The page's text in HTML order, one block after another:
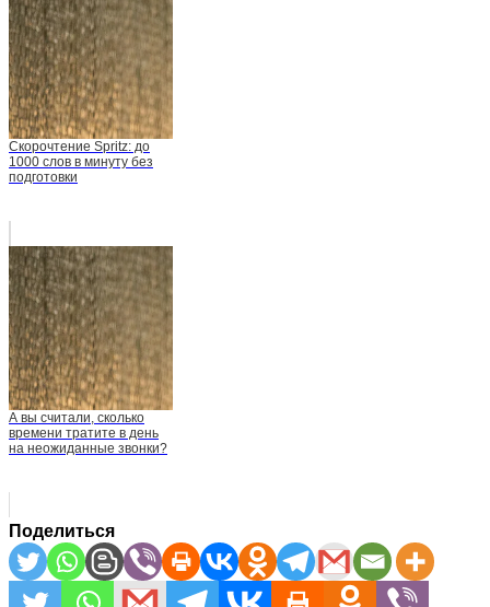
Скорочтение Spritz: до
1000 слов в минуту без
подготовки
А вы считали, сколько
времени тратите в день
на неожиданные звонки?
Поделиться